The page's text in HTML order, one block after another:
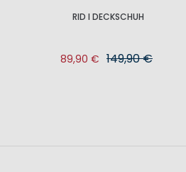
RID I DECKSCHUH
89,90 € 149,90 €